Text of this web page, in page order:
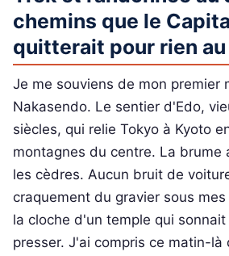
chemins que le
quitterait pour rien
Je me souviens de mon premier
Nakasendo. Le sentier d'Edo,
siècles, qui relie Tokyo à Kyoto
montagnes du centre. La brume
les cèdres. Aucun bruit de
craquement du gravier sous
la cloche d'un temple qui
presser. J'ai compris ce matin-là